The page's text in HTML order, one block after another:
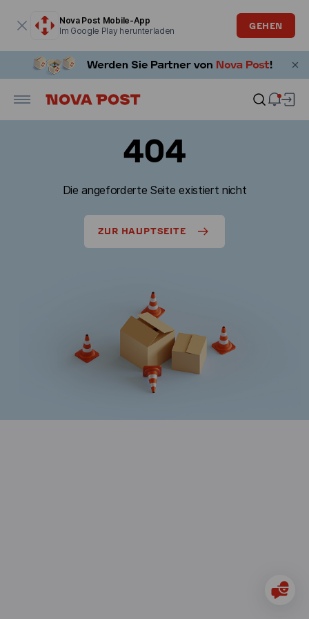
Nova Post Mobile-App
Im Google Play herunterladen
GEHEN
404
Die angeforderte Seite existiert nicht
ZUR HAUPTSEITE